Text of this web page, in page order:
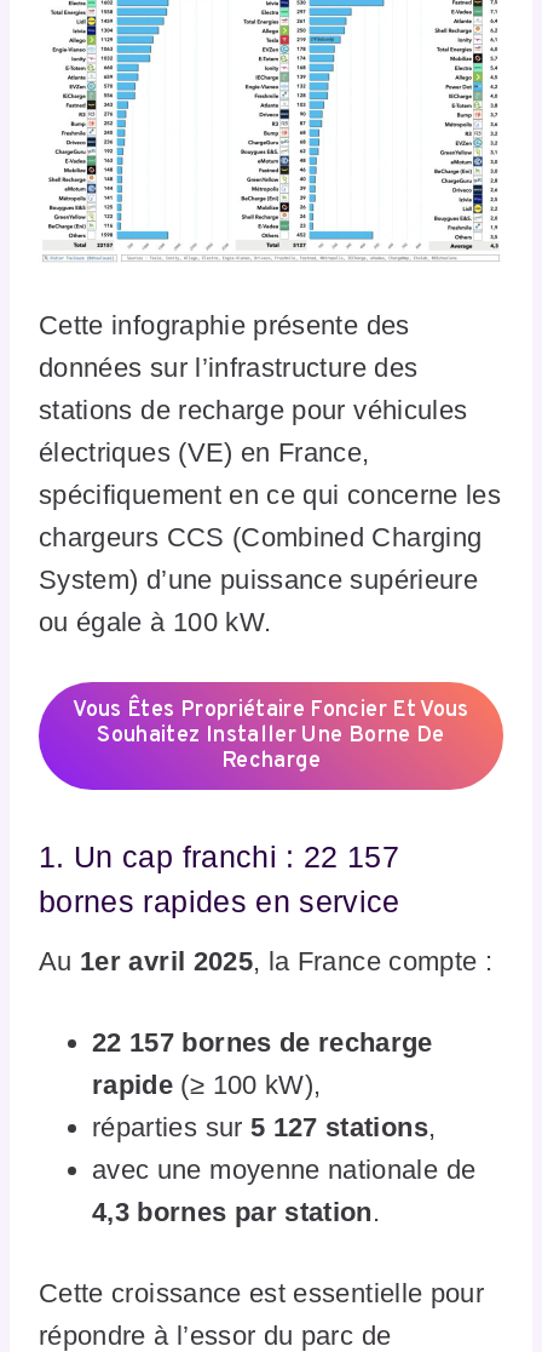
Cette infographie présente des
données sur l’infrastructure des
stations de recharge pour véhicules
électriques (VE) en France,
spécifiquement en ce qui concerne les
chargeurs CCS (Combined Charging
System) d’une puissance supérieure
ou égale à 100 kW.
Vous Êtes Propriétaire Foncier Et Vous
Souhaitez Installer Une Borne De
Recharge
1. Un cap franchi : 22 157
bornes rapides en service
Au 1er avril 2025, la France compte :
22 157 bornes de recharge
rapide (≥ 100 kW),
réparties sur 5 127 stations,
avec une moyenne nationale de
4,3 bornes par station.
Cette croissance est essentielle pour
répondre à l’essor du parc de